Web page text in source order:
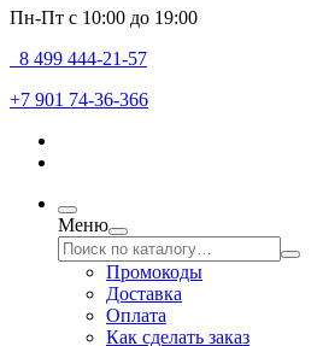
Пн-Пт с 10:00 до 19:00
8 499 444-21-57
+7 901 74-36-366
Меню
Промокоды
Доставка
Оплата
Как сделать заказ